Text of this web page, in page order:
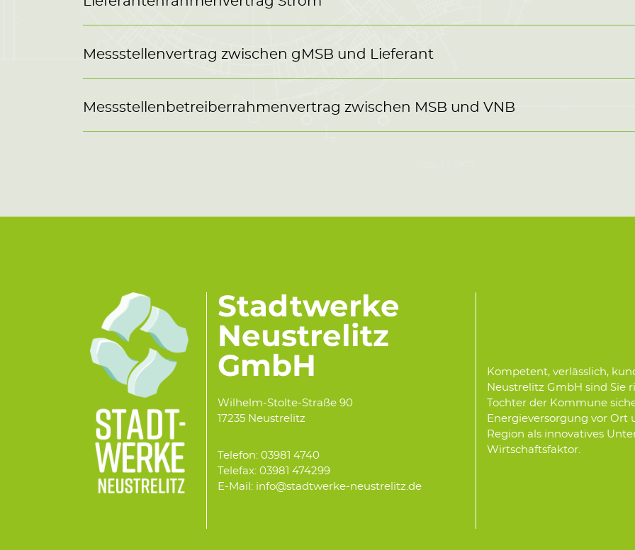
Messstellenvertrag zwischen gMSB und Lieferant
Messstellenbetreiberrahmenvertrag zwischen MSB und VNB
Stadtwerke
Neustrelitz
GmbH
Wilhelm-Stolte-Straße 90
17235 Neustrelitz
Telefon: 03981 4740
Telefax: 03981 474299
E-Mail: info@stadtwerke-neustrelitz.de
Kompetent, verlässlich,
Neustrelitz GmbH sind Sie
Tochter der Kommune
Energieversorgung vor Ort
Region als innovatives
Wirtschaftsfaktor.